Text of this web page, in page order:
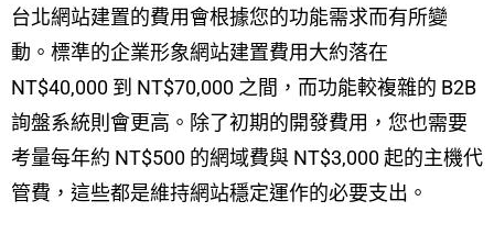
台北網站建置的費用會根據您的功能需求而有所變
動。標準的企業形象網站建置費用大約落在
NT$40,000 到 NT$70,000 之間，而功能較複雜的 B2B
詢盤系統則會更高。除了初期的開發費用，您也需要
考量每年約 NT$500 的網域費與 NT$3,000 起的主機代
管費，這些都是維持網站穩定運作的必要支出。